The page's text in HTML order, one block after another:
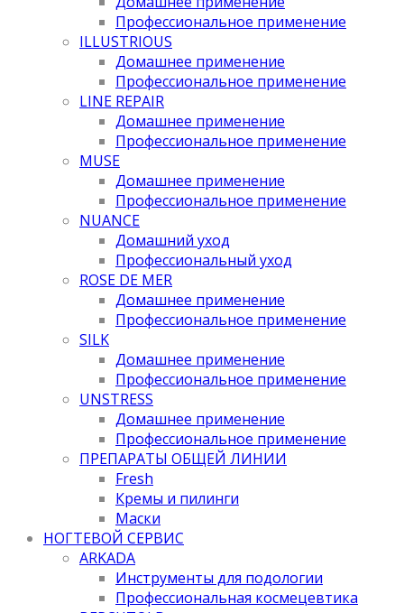
Профессиональное применение
ILLUSTRIOUS
Домашнее применение
Профессиональное применение
LINE REPAIR
Домашнее применение
Профессиональное применение
MUSE
Домашнее применение
Профессиональное применение
NUANCE
Домашний уход
Профессиональный уход
ROSE DE MER
Домашнее применение
Профессиональное применение
SILK
Домашнее применение
Профессиональное применение
UNSTRESS
Домашнее применение
Профессиональное применение
ПРЕПАРАТЫ ОБЩЕЙ ЛИНИИ
Fresh
Кремы и пилинги
Маски
НОГТЕВОЙ СЕРВИС
ARKADA
Инструменты для подологии
Профессиональная космецевтика